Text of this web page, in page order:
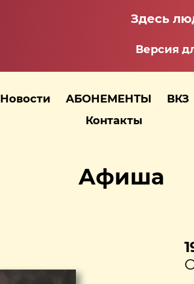
Здесь
Версия
Новости АБОНЕМЕНТЫ ВКЗ
Контакты
Афиша